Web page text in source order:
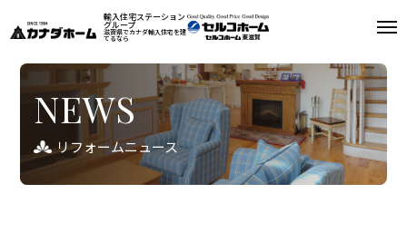
輸入住宅ステーション
グループ
滋賀県でカナダ輸入住宅を建
てるなら
リフォーム
コンセプト
リフォームメニュー
NEWS
リフォームニュース